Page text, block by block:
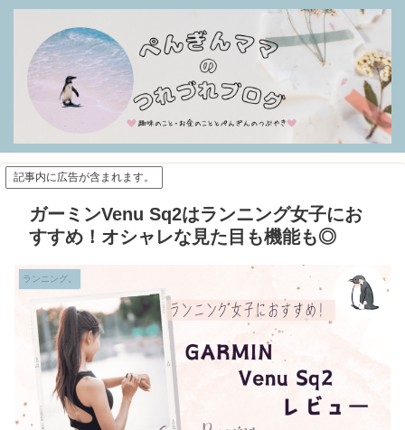
記事内に広告が含まれます。
ガーミンVenu Sq2はランニング女子にお
すすめ！オシャレな見た目も機能も◎
ランニング。